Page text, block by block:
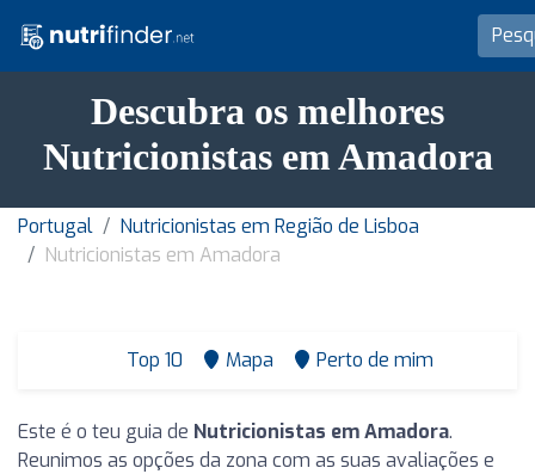
Descubra os melhores
Nutricionistas em Amadora
Portugal
Nutricionistas em Região de Lisboa
Nutricionistas em Amadora
Top 10 Mapa Perto de mim
Este é o teu guia de Nutricionistas em Amadora.
Reunimos as opções da zona com as suas avaliações e